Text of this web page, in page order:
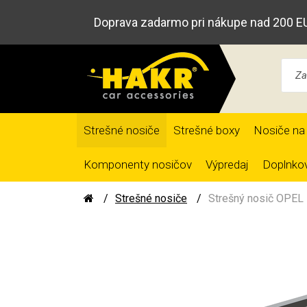
Doprava zadarmo pri nákupe nad 200
Strešné nosiče Strešné boxy Nosiče
Komponenty nosičov Výpredaj
Strešné nosiče Strešný nosič